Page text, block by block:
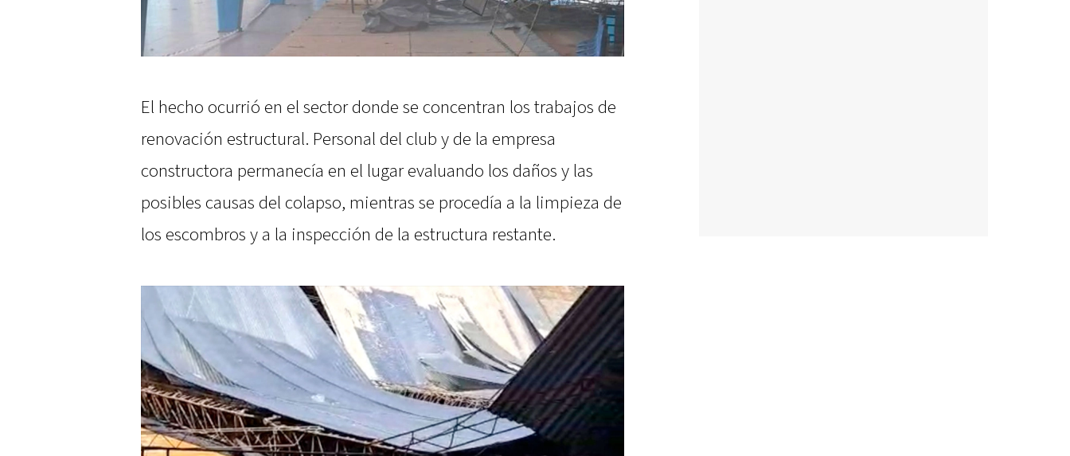
El hecho ocurrió en el sector donde se concentran los trabajos de
renovación estructural. Personal del club y de la empresa
constructora permanecía en el lugar evaluando los daños y las
posibles causas del colapso, mientras se procedía a la limpieza de
los escombros y a la inspección de la estructura restante.